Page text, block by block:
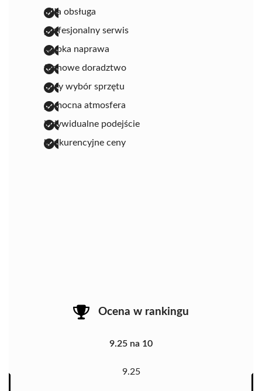
miła obsługa
profesjonalny serwis
szybka naprawa
fachowe doradztwo
duży wybór sprzętu
pomocna atmosfera
indywidualne podejście
konkurencyjne ceny
Ocena w rankingu
9.25 na 10
9.25